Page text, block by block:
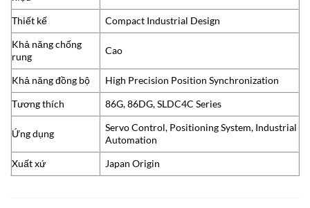
Thiết kế
Compact Industrial Design
Khả năng chống
rung
Cao
Khả năng đồng bộ
High Precision Position Synchronization
Tương thích
86G, 86DG, SLDC4C Series
Ứng dụng
Servo Control, Positioning System, Industrial
Automation
Xuất xứ
Japan Origin